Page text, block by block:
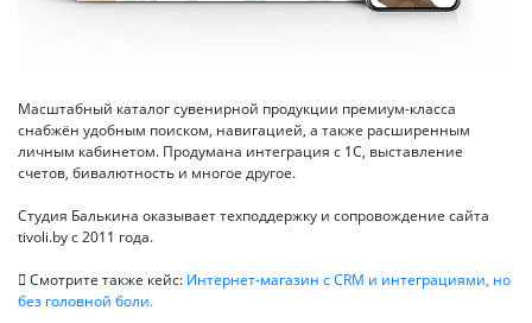
Масштабный каталог сувенирной продукции премиум-класса
снабжён удобным поиском, навигацией, а также расширенным
личным кабинетом. Продумана интеграция с 1С, выставление
счетов, бивалютность и многое другое.
Студия Балькина оказывает техподдержку и сопровождение сайта
tivoli.by с 2011 года.
Смотрите также кейс: Интернет-магазин с CRM и интеграциями, но
без головной боли.